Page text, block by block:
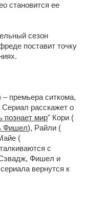
становится ее
сезон
поставит точку
премьера ситкома,
Сериал расскажет о
познает мир" Кори (
Фишел), Райли (
(
с
Фишел и
вернутся к